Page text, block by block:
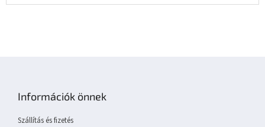
Információk önnek
Szállítás és fizetés